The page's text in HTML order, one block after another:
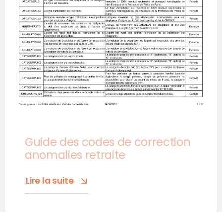
Guide des codes de correction
anomalies retraite
Lire la suite